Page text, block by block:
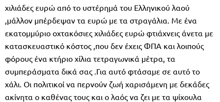
χιλιάδες ευρώ από το υστέρημά του Ελληνικού λαού
,μάλλον μπέρδεψαν τα ευρώ με τα στραγάλια. Με ένα
εκατομμύριο οχτακόσιες χιλιάδες ευρώ φτιάχνεις άνετα με
κατασκευαστικό κόστος ,που δεν έχεις ΦΠΑ και λοιπούς
φόρους ένα κτήριο χίλια τετραγωνικά μέτρα, τα
συμπεράσματα δικά σας .Για αυτό φτάσαμε σε αυτό το
χάλι. Οι πολιτικοί να περνούν ζωή χαρισάμενη με δεκάδες
ακίνητα ο καθένας τους και ο λαός να ζει με τα ψίχουλα